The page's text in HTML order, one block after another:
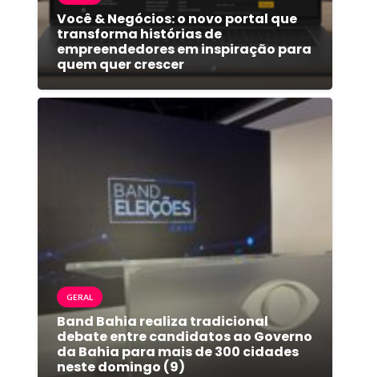
Você & Negócios: o novo portal que
transforma histórias de
empreendedores em inspiração para
quem quer crescer
GERAL
Band Bahia realiza tradicional
debate entre candidatos ao Governo
da Bahia para mais de 300 cidades
neste domingo (9)